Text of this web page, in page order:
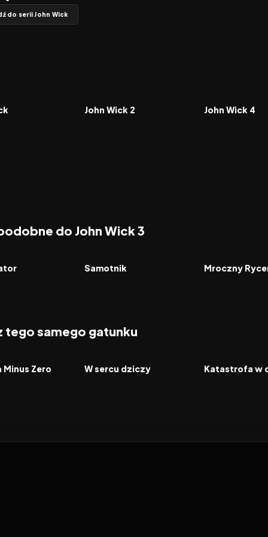
do serii John Wick
FILM
John Wick 2 FILM
John Wick 4
do John Wick 3
FILM
Samotnik FILM
Mroczny
tego samego gatunku
Minus Zero FILM
W sercu dziczy FILM
Katastrofa w